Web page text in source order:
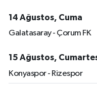
14 Ağustos, Cuma
Galatasaray - Çorum FK
15 Ağustos,
Konyaspor - Rizespor